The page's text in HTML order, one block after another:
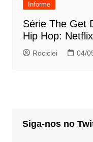
Informe
Série The Get
Hip Hop:
Rociclei 04/
Siga-nos no